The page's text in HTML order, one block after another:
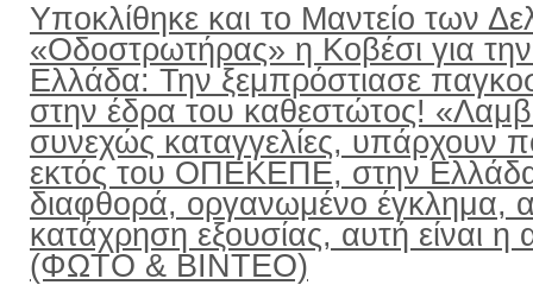
Υποκλίθηκε και το Μαντείο των
«Οδοστρωτήρας» η Κοβέσι για
Ελλάδα: Την ξεμπρόστιασε
στην έδρα του καθεστώτος!
συνεχώς καταγγελίες, υπάρχουν
εκτός του ΟΠΕΚΕΠΕ, στην
διαφθορά, οργανωμένο έγκλημα,
κατάχρηση εξουσίας, αυτή είναι η
(ΦΩΤΟ & ΒΙΝΤΕΟ)